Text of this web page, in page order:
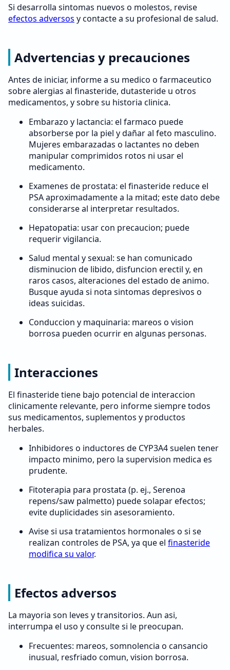
Si desarrolla sintomas nuevos o molestos, revise
efectos adversos y contacte a su profesional de salud.
Advertencias y precauciones
Antes de iniciar, informe a su medico o farmaceutico
sobre alergias al finasteride, dutasteride u otros
medicamentos, y sobre su historia clinica.
Embarazo y lactancia: el farmaco puede
absorberse por la piel y dañar al feto masculino.
Mujeres embarazadas o lactantes no deben
manipular comprimidos rotos ni usar el
medicamento.
Examenes de prostata: el finasteride reduce el
PSA aproximadamente a la mitad; este dato debe
considerarse al interpretar resultados.
Hepatopatia: usar con precaucion; puede
requerir vigilancia.
Salud mental y sexual: se han comunicado
disminucion de libido, disfuncion erectil y, en
raros casos, alteraciones del estado de animo.
Busque ayuda si nota sintomas depresivos o
ideas suicidas.
Conduccion y maquinaria: mareos o vision
borrosa pueden ocurrir en algunas personas.
Interacciones
El finasteride tiene bajo potencial de interaccion
clinicamente relevante, pero informe siempre todos
sus medicamentos, suplementos y productos
herbales.
Inhibidores o inductores de CYP3A4 suelen tener
impacto minimo, pero la supervision medica es
prudente.
Fitoterapia para prostata (p. ej., Serenoa
repens/saw palmetto) puede solapar efectos;
evite duplicidades sin asesoramiento.
Avise si usa tratamientos hormonales o si se
realizan controles de PSA, ya que el finasteride
modifica su valor.
Efectos adversos
La mayoria son leves y transitorios. Aun asi,
interrumpa el uso y consulte si le preocupan.
Frecuentes: mareos, somnolencia o cansancio
inusual, resfriado comun, vision borrosa.